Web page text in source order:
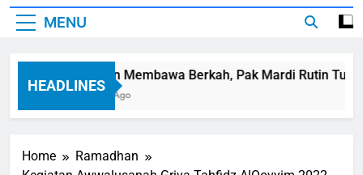
MENU
HEADLINES
Panen Membawa Berkah, Pak Mardi Rutin
6 Hari Ago
Home
Ramadhan